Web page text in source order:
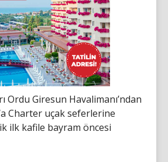
Ordu Giresun Havalimanı’ndan
Charter uçak seferlerine
ilk kafile bayram öncesi